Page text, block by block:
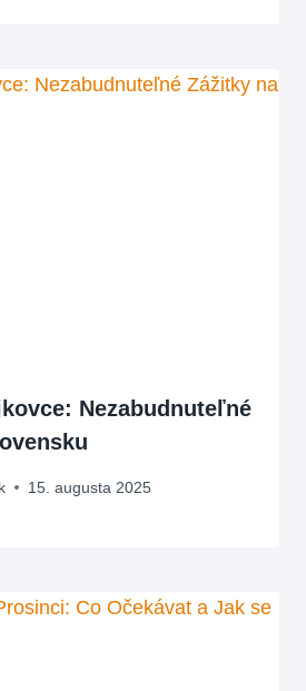
Nezabudnuteľné
15. augusta 2025